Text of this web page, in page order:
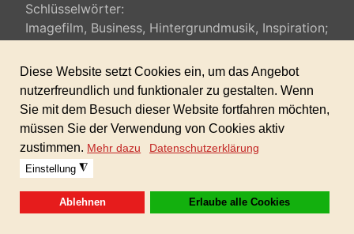
Schlüsselwörter:
Imagefilm, Business, Hintergrundmusik, Inspiration;
Präsentationen, modere Musik, Trailer, Werbespot,
Multimedia,
kommerzielle Musik,...
100% AKM/GEMA/SUISA-freie Musik inkl.
gewerblicher Lizenz für alle Ihre Projekte!
Keine weiteren Folgekosten!